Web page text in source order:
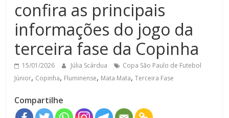
confira as principais
informações do jogo da
terceira fase da Copinha
15/01/2026 Júlia Scárdua
Copa São Paulo de Futebol
Júnior, Copinha, Fluminense, Mata Mata,Terceira Fase
Compartilhe